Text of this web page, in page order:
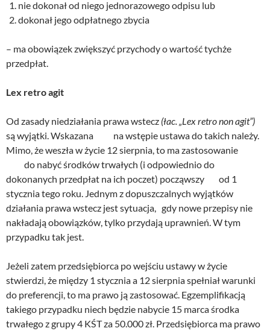
nie dokonał od niego jednorazowego odpisu lub
dokonał jego odpłatnego zbycia
– ma obowiązek zwiększyć przychody o wartość tychże
przedpłat.
Lex retro agit
Od zasady niedziałania prawa wstecz (łac. „Lex retro non agit”)
są wyjątki. Wskazana na wstępie ustawa do takich należy.
Mimo, że weszła w życie 12 sierpnia, to ma zastosowanie
do nabyć środków trwałych (i odpowiednio do
dokonanych przedpłat na ich poczet) począwszy od 1
stycznia tego roku. Jednym z dopuszczalnych wyjątków
działania prawa wstecz jest sytuacja, gdy nowe przepisy nie
nakładają obowiązków, tylko przydają uprawnień. W tym
przypadku tak jest.
Jeżeli zatem przedsiębiorca po wejściu ustawy w życie
stwierdzi, że między 1 stycznia a 12 sierpnia spełniał warunki
do preferencji, to ma prawo ją zastosować. Egzemplifikacją
takiego przypadku niech będzie nabycie 15 marca środka
trwałego z grupy 4 KŚT za 50.000 zł. Przedsiębiorca ma prawo